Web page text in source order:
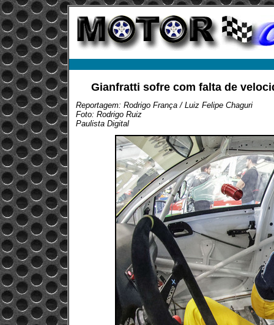
Gianfratti sofre com falta de
Reportagem: Rodrigo França / Luiz Felipe Chaguri
Foto: Rodrigo Ruiz
Paulista Digital